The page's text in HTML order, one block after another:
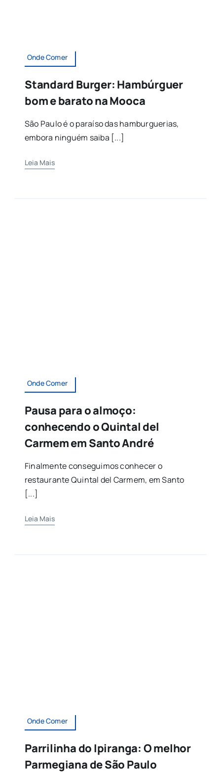
Onde Comer
Standard Burger: Hambúrguer
bom e barato na Mooca
São Paulo é o paraíso das hamburguerias,
embora ninguém saiba [...]
Leia Mais
Onde Comer
Pausa para o almoço:
conhecendo o Quintal del
Carmem em Santo André
Finalmente conseguimos conhecer o
restaurante Quintal del Carmem, em Santo
[...]
Leia Mais
Onde Comer
Parrilinha do Ipiranga: O melhor
Parmegiana de São Paulo